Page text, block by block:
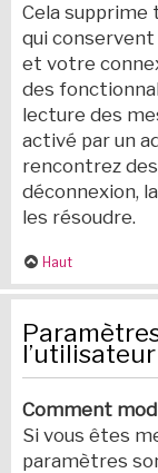
Cela supprime
qui
et votre
des
lecture des
activé par un
rencontrez
déconnexion,
les résoudre.
Haut
l’utilisateur
Comment
Si vous êtes
paramètres